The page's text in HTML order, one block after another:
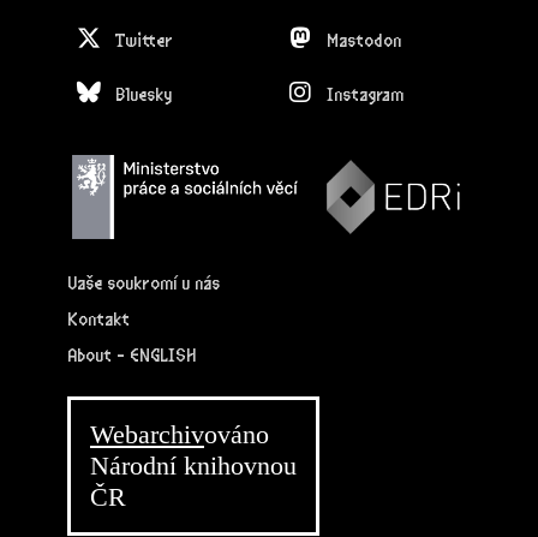
Twitter Mastodon
Bluesky Instagram
Vaše soukromí u nás
Kontakt
About - ENGLISH
Webarchivováno
Národní knihovnou
ČR